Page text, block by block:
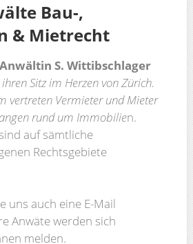
Bau-,
& Mietrecht
S. Wittibschlager
Sitz im Herzen von Zürich.
vertreten Vermieter und Mieter
rund um Immobilien.
auf sämtliche
Rechtsgebiete
uns auch eine E-Mail
Anwäte werden sich
melden.